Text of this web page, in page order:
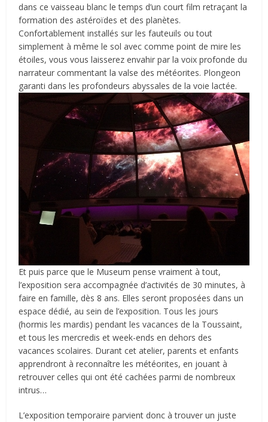
dans ce vaisseau blanc le temps d’un court film retraçant la
formation des astéroïdes et des planètes.
Confortablement installés sur les fauteuils ou tout
simplement à même le sol avec comme point de mire les
étoiles, vous vous laisserez envahir par la voix profonde du
narrateur commentant la valse des météorites. Plongeon
garanti dans les profondeurs abyssales de la voie lactée.
Et puis parce que le Museum pense vraiment à tout,
l’exposition sera accompagnée d’activités de 30 minutes, à
faire en famille, dès 8 ans. Elles seront proposées dans un
espace dédié, au sein de l’exposition. Tous les jours
(hormis les mardis) pendant les vacances de la Toussaint,
et tous les mercredis et week-ends en dehors des
vacances scolaires. Durant cet atelier, parents et enfants
apprendront à reconnaître les météorites, en jouant à
retrouver celles qui ont été cachées parmi de nombreux
intrus…
L’exposition temporaire parvient donc à trouver un juste